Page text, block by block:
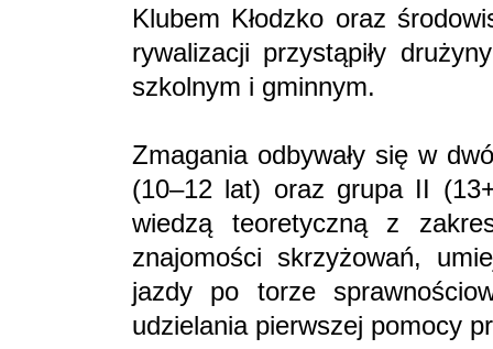
Klubem Kłodzko oraz
rywalizacji przystąpiły
szkolnym i gminnym.
Zmagania odbywały się w
(10–12 lat) oraz grupa II
wiedzą teoretyczną z
znajomości skrzyżowań,
jazdy po torze
udzielania pierwszej pomocy